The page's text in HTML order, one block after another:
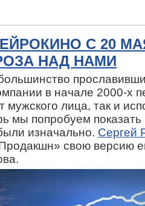
С 20
НАД НАМИ
в начале 2000-х
мужского лица, так и
мы попробуем
изначально. Сергей
свою версию